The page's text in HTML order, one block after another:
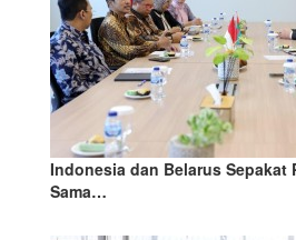
Indonesia dan Belarus Sepakat
Sama…